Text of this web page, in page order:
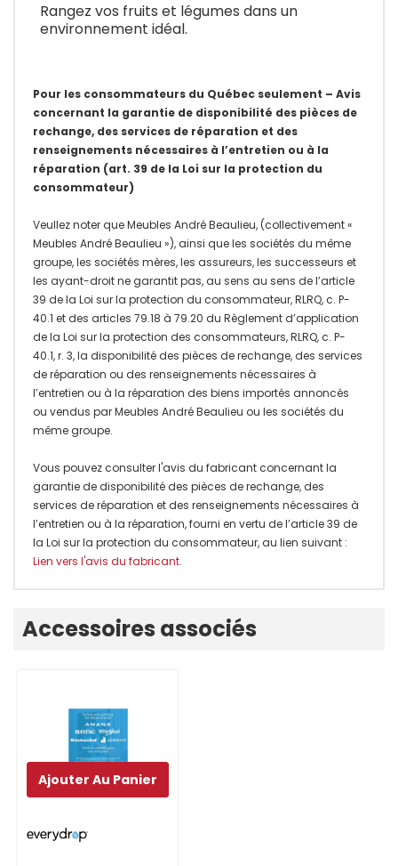
Rangez vos fruits et légumes dans un
environnement idéal.
Pour les consommateurs du Québec seulement – Avis
concernant la garantie de disponibilité des pièces de
rechange, des services de réparation et des
renseignements nécessaires à l’entretien ou à la
réparation (art. 39 de la Loi sur la protection du
consommateur)
Veullez noter que Meubles André Beaulieu, (collectivement «
Meubles André Beaulieu »), ainsi que les sociétés du même
groupe, les sociétés mères, les assureurs, les successeurs et
les ayant-droit ne garantit pas, au sens au sens de l’article
39 de la Loi sur la protection du consommateur, RLRQ, c. P-
40.1 et des articles 79.18 à 79.20 du Règlement d’application
de la Loi sur la protection des consommateurs, RLRQ, c. P-
40.1, r. 3, la disponibilité des pièces de rechange, des services
de réparation ou des renseignements nécessaires à
l’entretien ou à la réparation des biens importés annoncés
ou vendus par Meubles André Beaulieu ou les sociétés du
même groupe.
Vous pouvez consulter l'avis du fabricant concernant la
garantie de disponibilité des pièces de rechange, des
services de réparation et des renseignements nécessaires à
l’entretien ou à la réparation, fourni en vertu de l’article 39 de
la Loi sur la protection du consommateur, au lien suivant :
Lien vers l'avis du fabricant.
Accessoires associés
Ajouter Au Panier